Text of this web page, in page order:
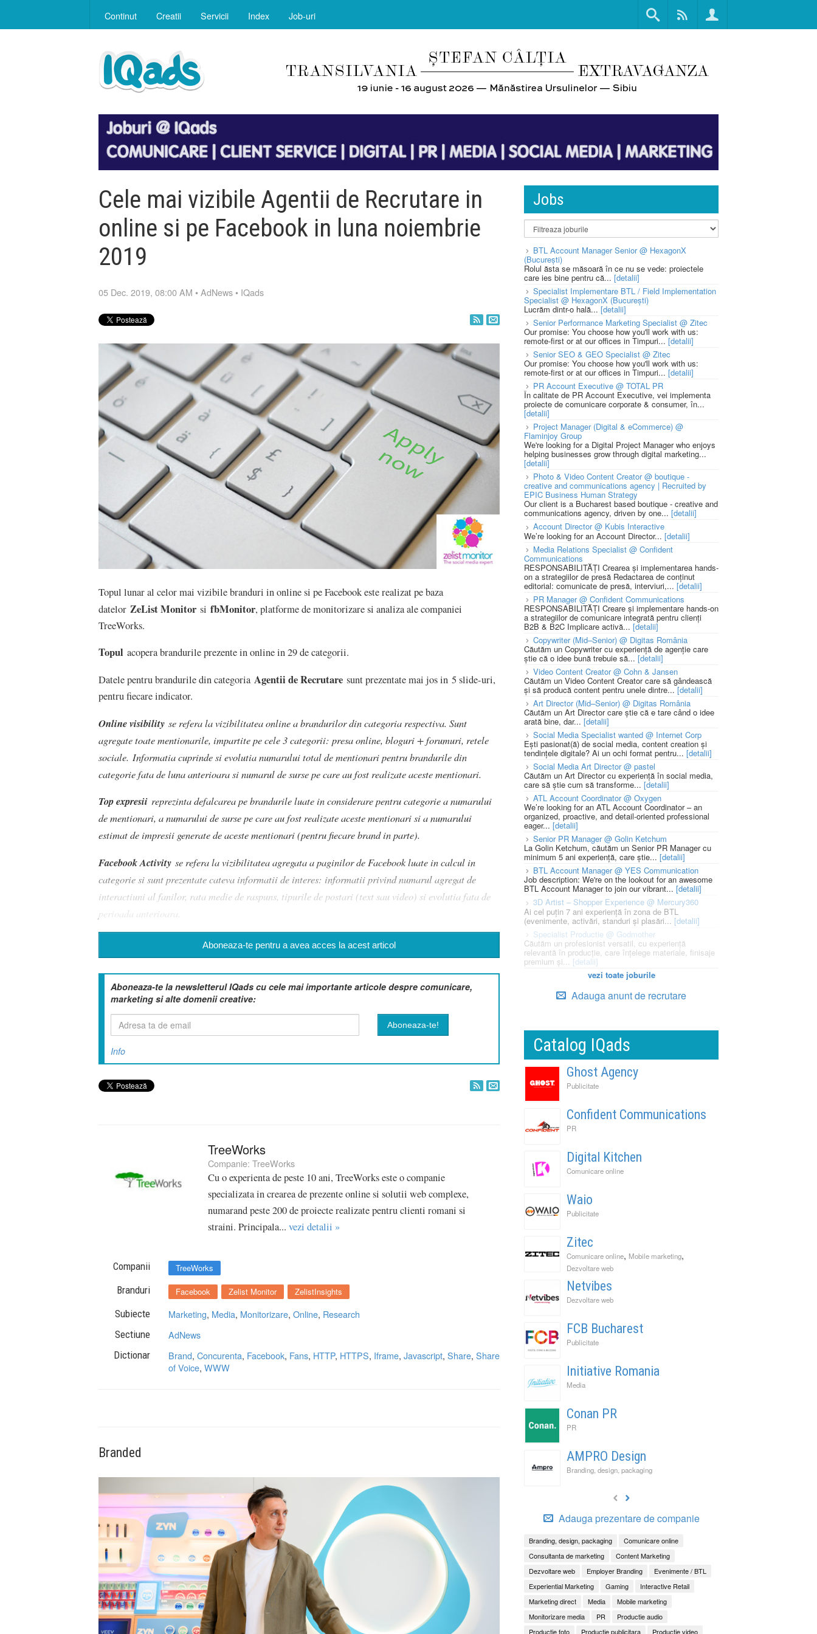
Continut Creatii Servicii Index Job-uri
Cele mai vizibile Agentii de Recrutare in
online si pe Facebook in luna noiembrie
2019
05 Dec. 2019, 08:00 AM •AdNews • IQads
Topul lunar al celor mai vizibile branduri in online si pe Facebook este realizat pe baza
datelor ZeList Monitor si fbMonitor, platforme de monitorizare si analiza ale companiei
TreeWorks.
Topul acopera brandurile prezente in online in 29 de categorii.
Datele pentru brandurile din categoria Agentii de Recrutare sunt prezentate mai jos in 5 slide-uri,
pentru fiecare indicator.
Online visibility se refera la vizibilitatea online a brandurilor din categoria respectiva. Sunt
agregate toate mentionarile, impartite pe cele 3 categorii: presa online, bloguri + forumuri, retele
sociale. Informatia cuprinde si evolutia numarului total de mentionari pentru brandurile din
categorie fata de luna anterioara si numarul de surse pe care au fost realizate aceste mentionari.
Top expresii reprezinta defalcarea pe brandurile luate in considerare pentru categorie a numarului
de mentionari, a numarului de surse pe care au fost realizate aceste mentionari si a numarului
estimat de impresii generate de aceste mentionari (pentru fiecare brand in parte).
Facebook Activity se refera la vizibilitatea agregata a paginilor de Facebook luate in calcul in
categorie si sunt prezentate cateva informatii de interes: informatii privind numarul agregat de
interactiuni al fanilor, rata medie de raspuns, tipurile de postari (text sau video) si evolutia fata de
perioada anterioara.
Aboneaza-te pentru a avea acces la acest articol
Aboneaza-te la newsletterul IQads cu cele mai importante articole despre comunicare,
marketing si alte domenii creative:
Info
TreeWorks
Companie: TreeWorks
Cu o experienta de peste 10 ani, TreeWorks este o companie
specializata in crearea de prezente online si solutii web complexe,
numarand peste 200 de proiecte realizate pentru clienti romani si
straini. Principala... vezi detalii »
Companii TreeWorks
Branduri Facebook Zelist Monitor ZelistInsights
Subiecte Marketing, Media, Monitorizare, Online, Research
Sectiune AdNews
Dictionar Brand, Concurenta, Facebook, Fans, HTTP, HTTPS, Iframe, Javascript, Share, Share
of Voice, WWW
Branded
Jobs
BTL Account Manager Senior @ HexagonX
(București)
Rolul ăsta se măsoară în ce nu se vede: proiectele
care ies bine pentru că... [detalii]
Specialist Implementare BTL / Field Implementation
Specialist @ HexagonX (București)
Lucrăm dintr-o hală... [detalii]
Senior Performance Marketing Specialist @ Zitec
Our promise: You choose how you'll work with us:
remote-first or at our offices in Timpuri... [detalii]
Senior SEO & GEO Specialist @ Zitec
Our promise: You choose how you'll work with us:
remote-first or at our offices in Timpuri... [detalii]
PR Account Executive @ TOTAL PR
În calitate de PR Account Executive, vei implementa
proiecte de comunicare corporate & consumer, în...
[detalii]
Project Manager (Digital & eCommerce) @
Flaminjoy Group
We're looking for a Digital Project Manager who enjoys
helping businesses grow through digital marketing...
[detalii]
Photo & Video Content Creator @ boutique -
creative and communications agency | Recruited by
EPIC Business Human Strategy
Our client is a Bucharest based boutique - creative and
communications agency, driven by one... [detalii]
Account Director @ Kubis Interactive
We’re looking for an Account Director... [detalii]
Media Relations Specialist @ Confident
Communications
RESPONSABILITĂȚI Crearea și implementarea hands-
on a strategiilor de presă Redactarea de conținut
editorial: comunicate de presă, interviuri,... [detalii]
PR Manager @ Confident Communications
RESPONSABILITĂȚI Creare și implementare hands-on
a strategiilor de comunicare integrată pentru clienți
B2B & B2C Implicare activă... [detalii]
Copywriter (Mid–Senior) @ Digitas România
Căutăm un Copywriter cu experiență de agenție care
știe că o idee bună trebuie să... [detalii]
Video Content Creator @ Cohn & Jansen
Căutăm un Video Content Creator care să gândească
și să producă content pentru unele dintre...[detalii]
Art Director (Mid–Senior) @ Digitas România
Căutăm un Art Director care știe că e tare când o idee
arată bine, dar... [detalii]
Social Media Specialist wanted @ Internet Corp
Ești pasionat(ă) de social media, content creation și
tendințele digitale? Ai un ochi format pentru... [detalii]
Social Media Art Director @ pastel
Căutăm un Art Director cu experiență în social media,
care să știe cum să transforme... [detalii]
ATL Account Coordinator @ Oxygen
We’re looking for an ATL Account Coordinator – an
organized, proactive, and detail-oriented professional
eager... [detalii]
Senior PR Manager @ Golin Ketchum
La Golin Ketchum, căutăm un Senior PR Manager cu
minimum 5 ani experiență, care știe... [detalii]
BTL Account Manager @ YES Communication
Job description: We're on the lookout for an awesome
BTL Account Manager to join our vibrant... [detalii]
3D Artist – Shopper Experience @ Mercury360
Ai cel puțin 7 ani experiență în zona de BTL
(evenimente, activări, standuri și plasări... [detalii]
Specialist Productie @ Godmother
Căutăm un profesionist versatil, cu experiență
relevantă în producție, care înțelege materiale, finisaje
premium și... [detalii]
vezi toate joburile
Adauga anunt de recrutare
Catalog IQads
Ghost Agency
Publicitate
Confident Communications
PR
Digital Kitchen
Comunicare online
Waio
Publicitate
Zitec
Comunicare online, Mobile marketing,
Dezvoltare web
Netvibes
Dezvoltare web
FCB Bucharest
Publicitate
Initiative Romania
Media
Conan PR
PR
AMPRO Design
Branding, design, packaging
Adauga prezentare de companie
Branding, design, packaging
Comunicare online
Consultanta de marketing
Content Marketing
Dezvoltare web
Employer Branding
Evenimente / BTL
Experiential Marketing
Gaming
Interactive Retail
Marketing direct
Media
Mobile marketing
Monitorizare media
PR
Productie audio
Productie foto
Productie publicitara
Productie video